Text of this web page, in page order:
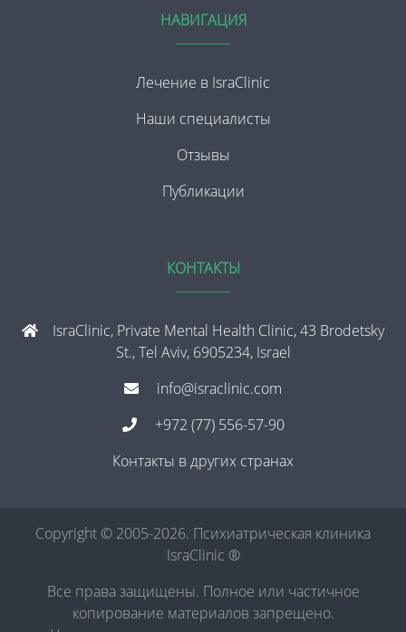
НАВИГАЦИЯ
Лечение в IsraClinic
Наши специалисты
Отзывы
Публикации
КОНТАКТЫ
IsraClinic, Private Mental Health Clinic, 43 Brodetsky
St., Tel Aviv, 6905234, Israel
info@israclinic.com
+972 (77) 556-57-90
Контакты в других странах
Copyright © 2005-2026. Психиатрическая клиника
IsraClinic ®
Все права защищены. Полное или частичное
копирование материалов запрещено.